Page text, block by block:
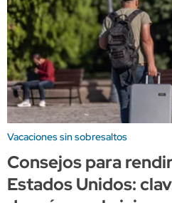
Vacaciones sin sobresaltos
Consejos para
Estados Unidos: